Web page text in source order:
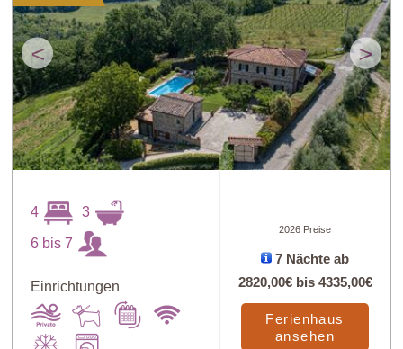
< >
4 3
6 bis 7
Einrichtungen
2026 Preise
7 Nächte ab
2820,00€bis 4335,00€
Ferienhaus
ansehen